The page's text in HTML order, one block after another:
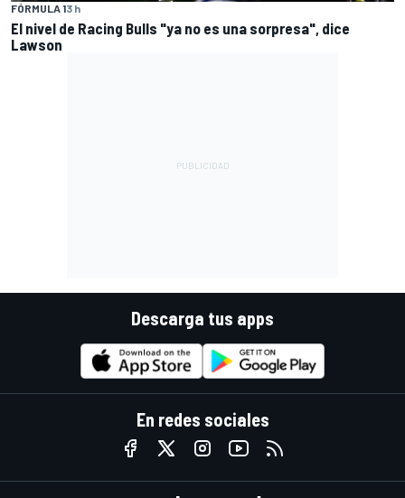
FÓRMULA 13 h
El nivel de Racing Bulls "ya no es una sorpresa", dice
Lawson
Descarga tus apps
En redes sociales